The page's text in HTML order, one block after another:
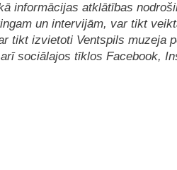
informācijas atklātības nodro
un intervijām, var tikt
tikt izvietoti Ventspils muzeja
sociālajos tīklos Facebook,